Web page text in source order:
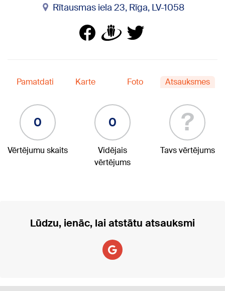
Rītausmas iela 23, Rīga, LV-1058
Pamatdati Karte Foto Atsauksmes
0
Vērtējumu skaits
0
Vidējais
vērtējums
?
Tavs vērtējums
Lūdzu, ienāc, lai atstātu atsauksmi